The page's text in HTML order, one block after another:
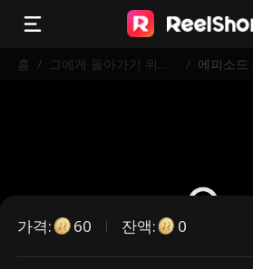
홈 / 그에게 돌아가기 위한
/ 에피소드
가격: 60 잔액: 0